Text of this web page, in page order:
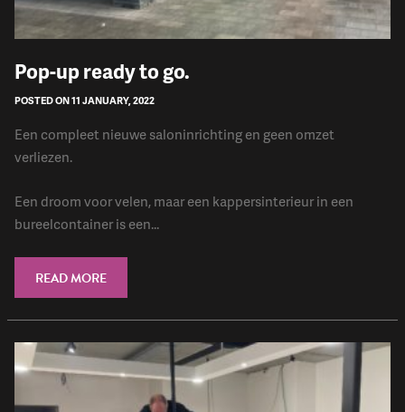
Pop-up ready to go.
POSTED ON 11 JANUARY, 2022
Een compleet nieuwe saloninrichting en geen omzet
verliezen.
Een droom voor velen, maar een kappersinterieur in een
bureelcontainer is een...
READ MORE